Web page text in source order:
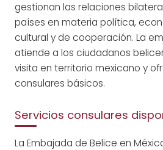
gestionan las relaciones
países en materia política,
cultural y de cooperación. La
atiende a los ciudadanos
visita en territorio mexicano y
consulares básicos.
Servicios consulares
La Embajada de Belice en